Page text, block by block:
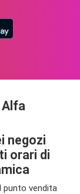
Alfa
negozi
orari di
punto vendita